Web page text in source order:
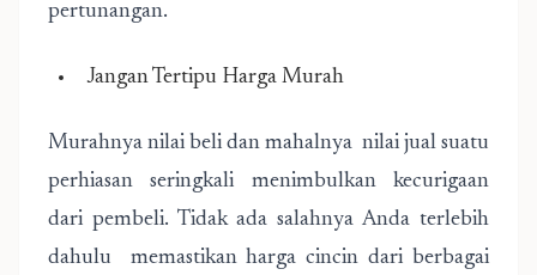
pertunangan.
Jangan Tertipu Harga Murah
Murahnya nilai beli dan mahalnya nilai jual suatu
perhiasan seringkali menimbulkan kecurigaan
dari pembeli. Tidak ada salahnya Anda terlebih
dahulu memastikan harga cincin dari berbagai